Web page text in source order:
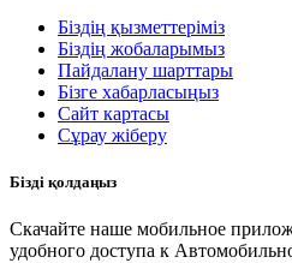
Біздің қызметтеріміз
Біздің жобаларымыз
Пайдалану шарттары
Бізге хабарласыңыз
Сайт картасы
Сұрау жіберу
Бізді қолдаңыз
Скачайте наше мобильное
удобного доступа к